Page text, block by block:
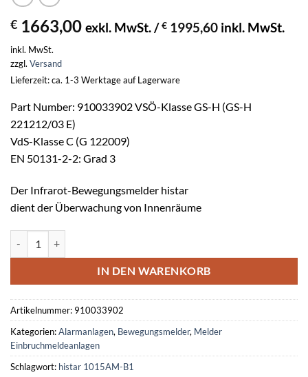
€ 1663,00 exkl. MwSt. /€ 1995,60 inkl. MwSt.
inkl. MwSt.
zzgl. Versand
Lieferzeit: ca. 1-3 Werktage auf Lagerware
Part Number: 910033902 VSÖ-Klasse GS-H (GS-H
221212/03 E)
VdS-Klasse C (G 122009)
EN 50131-2-2: Grad 3
Der Infrarot-Bewegungsmelder histar
dient der Überwachung von Innenräume
IN DEN WARENKORB
Artikelnummer: 910033902
Kategorien:Alarmanlagen, Bewegungsmelder, Melder
Einbruchmeldeanlagen
Schlagwort: histar 1015AM-B1